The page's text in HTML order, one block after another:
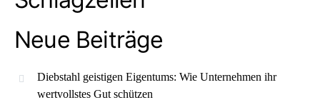
Neue Beiträge
Diebstahl geistigen Eigentums: Wie Unternehmen ihr
wertvollstes Gut schützen